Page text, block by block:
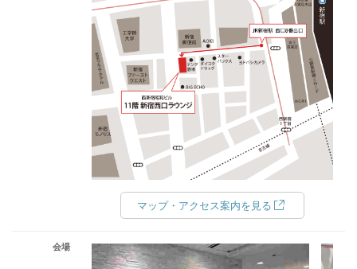
マップ・アクセス案内を見る
会場